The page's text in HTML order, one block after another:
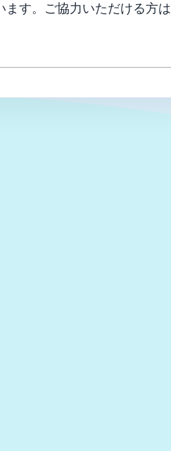
ます。ご協力いただける方は